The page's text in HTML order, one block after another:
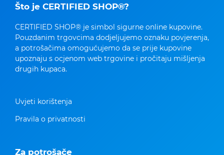
Što je CERTIFIED SHOP®?
CERTIFIED SHOP® je simbol sigurne online kupovine.
Pouzdanim trgovcima dodjeljujemo oznaku povjerenja,
a potrošačima omogućujemo da se prije kupovine
upoznaju s ocjenom web trgovine i pročitaju mišljenja
drugih kupaca.
Uvjeti korištenja
Pravila o privatnosti
Za potrošače